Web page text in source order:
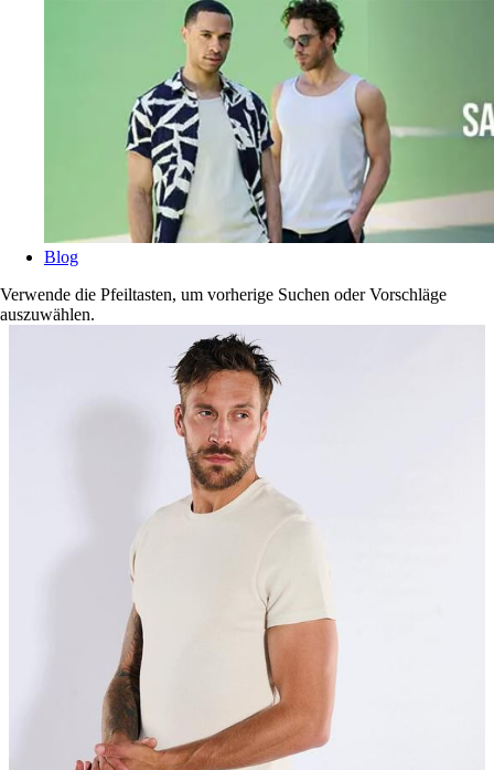
Blog
Verwende die Pfeiltasten, um vorherige Suchen oder Vorschläge
auszuwählen.